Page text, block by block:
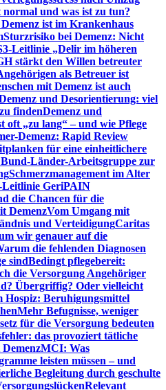
und was ist zu tun?
ist im Krankenhaus
Sturzrisiko bei Demenz: Nicht
Leitlinie „Delir im höheren
stärkt den Willen betreuter
als Betreuer ist
mit Demenz ist auch
und Desorientierung: viel
findenDemenz und
oft „zu lang“ – und wie Pflege
Demenz: Rapid Review
für eine einheitlichere
Länder-Arbeitsgruppe zur
Schmerzmanagement im Alter
Leitlinie GeriPAIN
die Chancen für die
DemenzVom Umgang mit
und VerteidigungCaritas
wir genauer auf die
die fehlenden Diagnosen
sindBedingt pflegebereit:
die Versorgung Angehöriger
Übergriffig? Oder vielleicht
Hospiz: Beruhigungsmittel
Mehr Befugnisse, weniger
für die Versorgung bedeuten
das provoziert tätliche
MCI: Was
leisten müssen – und
Begleitung durch geschulte
Relevant